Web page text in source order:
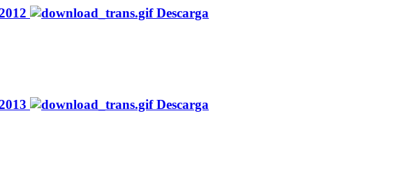
Descarga
Descarga